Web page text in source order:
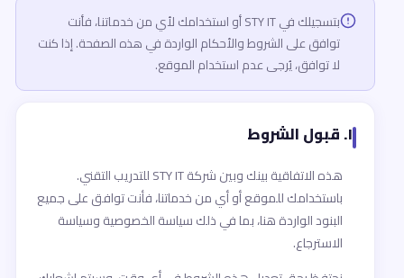
بتسجيلك في STY IT أو استخدامك لأي من خدماتنا، فأنت
توافق على الشروط والأحكام الواردة في هذه الصفحة. إذا كنت
لا توافق، يُرجى عدم استخدام الموقع.
١. قبول الشروط
هذه الاتفاقية بينك وبين شركة STY IT للتدريب التقني.
باستخدامك للموقع أو أي من خدماتنا، فأنت توافق على جميع
البنود الواردة هنا، بما في ذلك سياسة الخصوصية وسياسة
الاسترجاع.